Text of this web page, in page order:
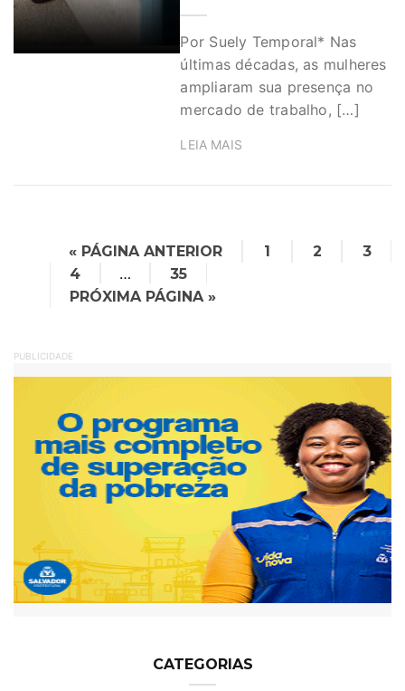
Por Suely Temporal* Nas
últimas décadas, as mulheres
ampliaram sua presença no
mercado de trabalho, […]
LEIA MAIS
« PÁGINA ANTERIOR 1 2
3
4
…
35
PRÓXIMA PÁGINA »
PUBLICIDADE
CATEGORIAS